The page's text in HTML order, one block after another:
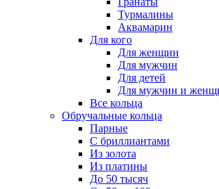
Турмалины
Аквамарин
Для кого
Для женщин
Для мужчин
Для детей
Для мужчин и
Все кольца
Обручальные кольца
Парные
С бриллиантами
Из золота
Из платины
До 50 тысяч